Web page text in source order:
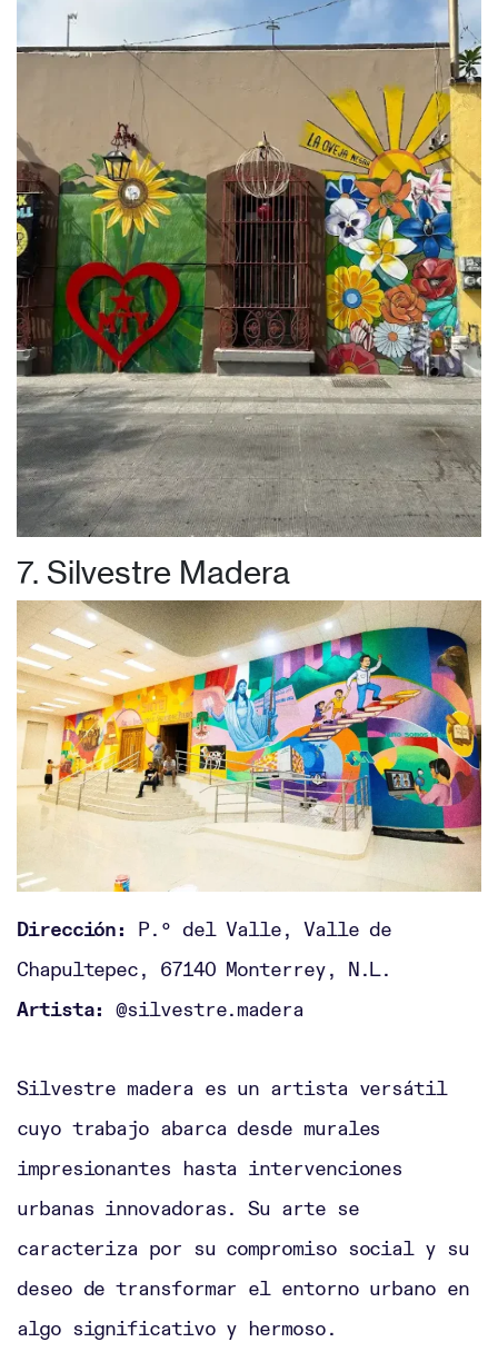
7. Silvestre Madera
Dirección:
P.º del Valle, Valle de
Chapultepec, 67140 Monterrey, N.L.
Artista: @silvestre.madera
Silvestre madera es un artista versátil
cuyo trabajo abarca desde murales
impresionantes hasta intervenciones
urbanas innovadoras. Su arte se
caracteriza por su compromiso social y su
deseo de transformar el entorno urbano en
algo significativo y hermoso.